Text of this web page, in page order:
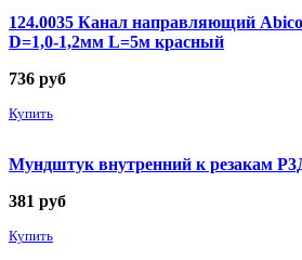
124.0035 Канал направляющий
D=1,0-1,2мм L=5м красный
736 руб
Купить
Мундштук внутренний к резакам
381 руб
Купить